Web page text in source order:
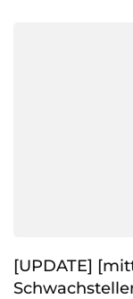
[UPDATE]